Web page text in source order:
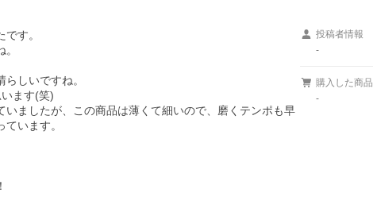
す。
。
しいですね。
ます(笑)
ましたが、この商品は薄くて細いので、磨くテンポも早
います。
投稿者情報
-
購入した商品
-